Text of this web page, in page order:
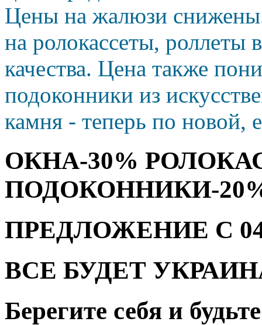
Цены на жалюзи
на ролокассеты, роллеты
качества. Цена также
подоконники из
камня - теперь по новой,
ОКНА-30%
ПОДОКОННИКИ-
ПРЕДЛОЖЕНИЕ С
ВСЕ БУДЕТ
Берегите себя и